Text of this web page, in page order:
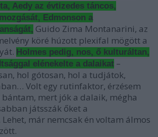
Aedy az évtizedes táncos,
Edmonson a
Guido Zima Montanarini, az
köré húzott plexifal mögött a
Holmes pedig, nos, ő kulturáltan,
elénekelte a dalaikat –
hol gótosan, hol a tudjátok,
Volt egy rutinfaktor, érzésem
bántam, mert jók a dalaik, mégha
játsszák őket a
már nemcsak én voltam álmos